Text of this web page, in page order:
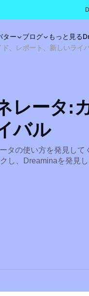
ター ブログ もっと見る
、レポート、新しいライ
レータ:
バル
タの使い方を発見して
し、Dreaminaを発見し